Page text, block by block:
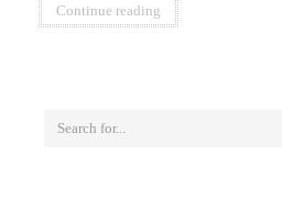
Continue reading